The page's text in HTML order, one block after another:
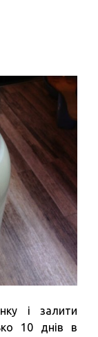
і залити
10 днів в